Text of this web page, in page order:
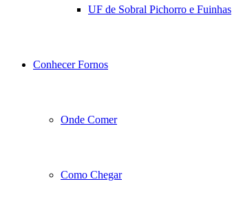
UF de Sobral Pichorro e Fuinhas
Conhecer Fornos
Onde Comer
Como Chegar